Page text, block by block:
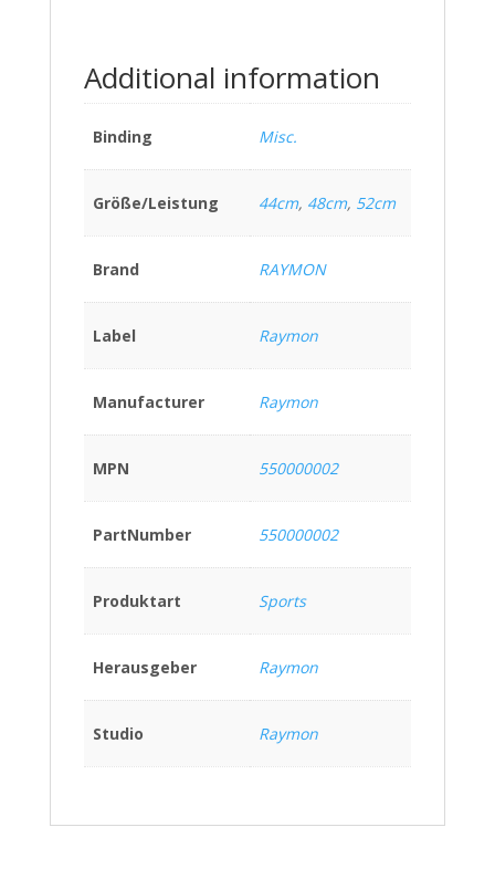
Additional information
Binding Misc.
Größe/Leistung 44cm, 48cm, 52cm
Brand RAYMON
Label Raymon
Manufacturer Raymon
MPN 550000002
PartNumber 550000002
Produktart Sports
Herausgeber Raymon
Studio Raymon